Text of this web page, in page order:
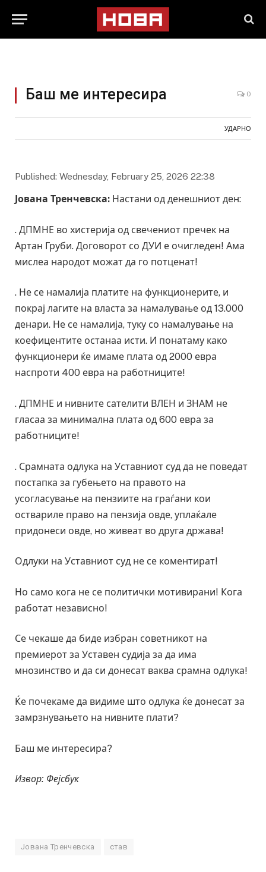
Баш ме интересира 0
УДАРНО
Published: Wednesday, February 25, 2026 22:38
Јована Тренчевска: Настани од денешниот ден:
. ДПМНЕ во хистерија од свечениот пречек на
Артан Груби. Договорот со ДУИ е очигледен! Ама
мислеа народот можат да го потценат!
. Не се намалија платите на функционерите, и
покрај лагите на власта за намалување од 13.000
денари. Не се намалија, туку со намалување на
коефицентите останаа исти. И понатаму како
функционери ќе имаме плата од 2000 евра
наспроти 400 евра на работниците!
. ДПМНЕ и нивните сателити ВЛЕН и ЗНАМ не
гласаа за минимална плата од 600 евра за
работниците!
. Срамната одлука на Уставниот суд да не поведат
постапка за губењето на правото на
усогласување на пензиите на граѓани кои
оствариле право на пензија овде, уплаќале
придонеси овде, но живеат во друга држава!
Одлуки на Уставниот суд не се коментират!
Но само кога не се политички мотивирани! Кога
работат независно!
Се чекаше да биде избран советникот на
премиерот за Уставен судија за да има
мнозинство и да си донесат ваква срамна одлука!
Ќе почекаме да видиме што одлука ќе донесат за
замрзнувањето на нивните плати?
Баш ме интересира?
Извор: Фејсбук
Јована Тренчевска став